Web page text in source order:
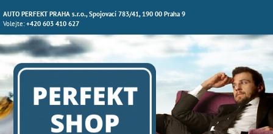
AUTO PERFEKT PRAHA s.r.o., Spojovací 783/41, 190 00 Praha 9
Volejte:+420 603 410 627